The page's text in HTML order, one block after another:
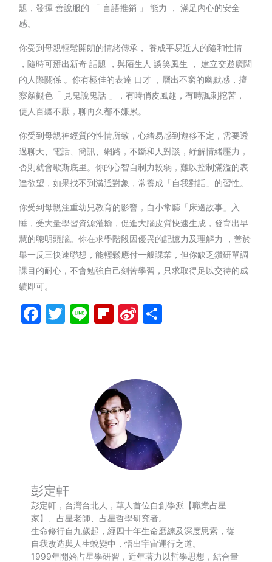
題，發揮 善說服的 「 言語推銷 」 能力 ， 滿足內心的安全
感。
你受到母親輕鬆開朗的情緒傳承， 養成平易近人的隨和性情
，隨時可掰出新奇 話題 ，與陌生人 談笑風生 ， 建立交遊廣闊
的人際關係 。你有極佳的表達 口才 ，層出不窮的幽默感，擅
察顏觀色「 見鬼說鬼話 」，有時俏皮風趣，有時諷刺挖苦，
使人百聽不厭，聊再久都不嫌累。
你受到母親神經質的性情所致，心緒易感到遊移不定，需要透
過聊天、電話、簡訊、網路，不斷和人對談，紓解情緒壓力，
否則就會歇斯底里。你的心智自制力較弱，難以控制滿溢的表
達欲望，如果找不到溝通對象，常養成「自我對話」的習性。
你受到母親注重幼兒教育的影響，自小常聽「床邊故事」入
睡，受大量學習資源灌輸，促進大腦皮質快速生成，發育出早
慧的聰明頭腦。你在求學階段因優異的記憶力及理解力 ，善於
舉一反三快速聯想，能輕鬆應付一般課業，但你缺乏鑽研單調
課目的耐心，不會勉強自己刻苦學習，只求取得足以交待的成
績即可。
Facebook
Twitter
LineFlipboard
Sina
彭定軒
彭定軒，台灣台北人，華人首位自創學派【職業占星
家】、占星老師、占星哲學研究者。
生命修行自九歲起，經四十年生命磨練及深度思索，從
自我改造與人生蛻變中，悟出宇宙運行之道。
1999年開始占星學研習，近年著力以哲學思想，結合量